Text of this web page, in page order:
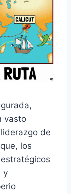
vasto
de
los
y